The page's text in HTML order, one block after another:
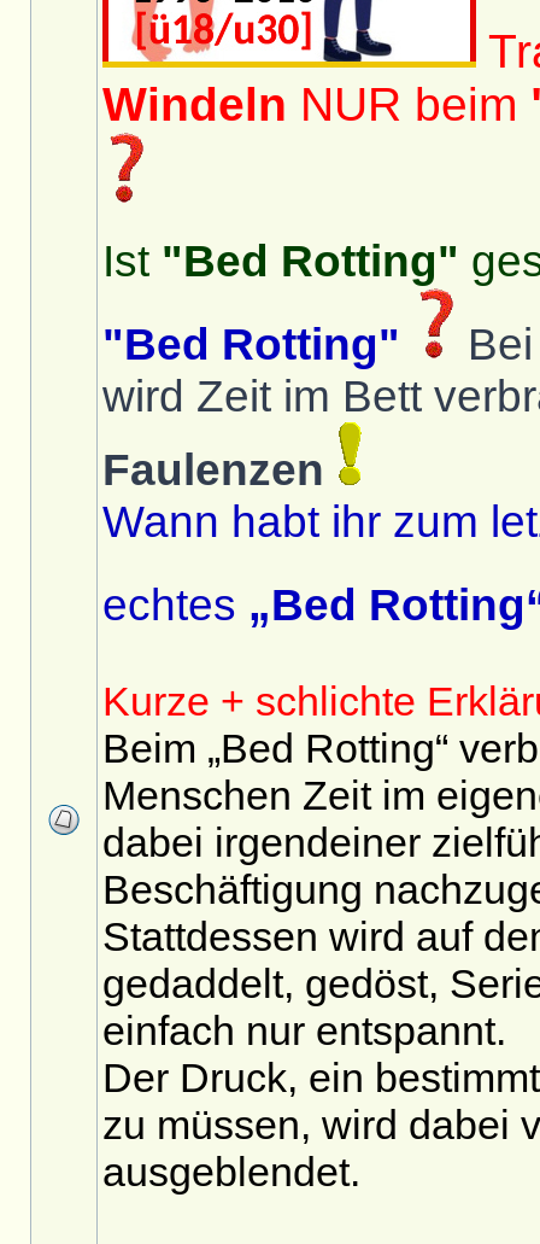
Windeln NUR beim
Ist "Bed Rotting"
"Bed Rotting"
wird Zeit im Bett
Faulenzen
Wann habt ihr zum
echtes „Bed
Kurze + schlichte
Beim „Bed Rotting“
Menschen Zeit im
dabei irgendeiner
Beschäftigung
Stattdessen wird auf
gedaddelt, gedöst,
einfach nur entspannt.
Der Druck, ein
zu müssen, wird dabei
ausgeblendet.